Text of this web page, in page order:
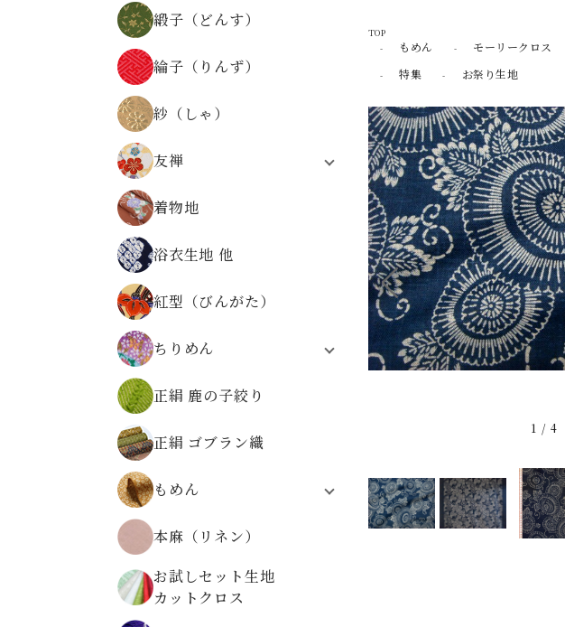
TOP
もめん
モーリークロス
特集
お祭り生地
1 / 4
自然・風景文様
器物文様
物語・人物・文字文様
時代の文様
縞・格子・割付・幾何学文様
仏事金襴
その他の文様
無金の金襴
無地系金襴
その他の文様
広幅金襴
正絹金襴
金襴の色から選ぶ
正絹 パレス
正絹 京染裂
正絹 絽
緞子（どんす）
綸子（りんず）
紗（しゃ）
友禅
合繊友禅
正絹友禅
合繊友禅 パネル柄
友禅
着物地
浴衣生地 他
紅型（びんがた）
ちりめん
レーヨンちりめん
ポリエステルちりめん
正絹ちりめん
無地ちりめんから選ぶ
柄物ちりめんから選ぶ
正絹 鹿の子絞り
正絹 ゴブラン織
もめん
モーリークロス
伝統柄
動物柄
レトロ文様
本麻（リネン）
お試しセット生地
カットクロス